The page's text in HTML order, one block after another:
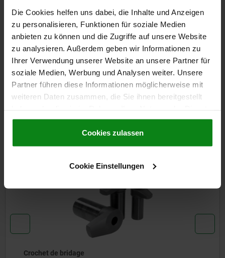
Die Cookies helfen uns dabei, die Inhalte und Anzeigen
zu personalisieren, Funktionen für soziale Medien
anbieten zu können und die Zugriffe auf unsere Website
zu analysieren. Außerdem geben wir Informationen zu
Ihrer Verwendung unserer Website an unsere Partner für
soziale Medien, Werbung und Analysen weiter. Unsere
Partner führen diese Informationen möglicherweise mit
weiteren Daten zusammen, die Sie ihnen bereitgestellt
gesammelt haben.Cookie Richtlinien
Datenschutz|AGB
Cookies zulassen
Cookie Einstellungen
DÉTAILS
CAO
TÉLÉCHARGEMENTS
également acheté
Crochet de bridage